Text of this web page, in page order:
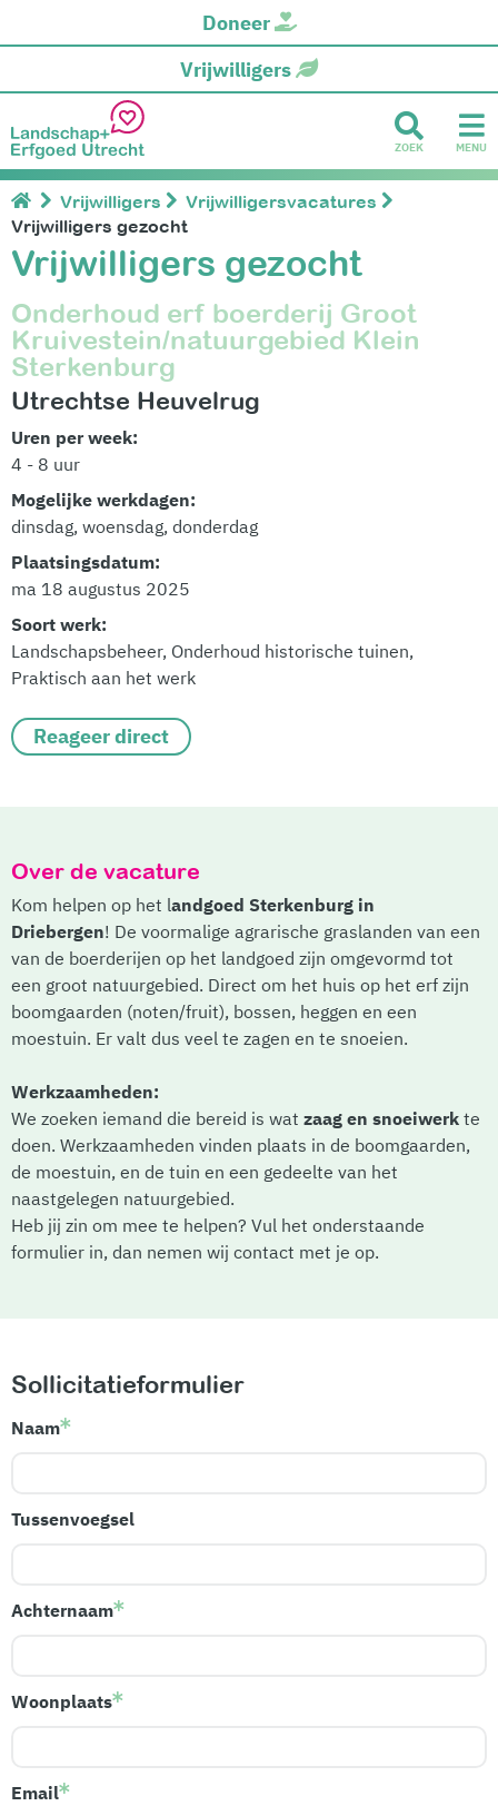
Doneer
Vrijwilligers
ZOEK MENU
Vrijwilligers
Vrijwilligersvacatures
Vrijwilligers gezocht
Vrijwilligers gezocht
Onderhoud erf boerderij Groot
Kruivestein/natuurgebied Klein
Sterkenburg
Utrechtse Heuvelrug
Uren per week:
4 - 8 uur
Mogelijke werkdagen:
dinsdag, woensdag, donderdag
Plaatsingsdatum:
ma 18 augustus 2025
Soort werk:
Landschapsbeheer, Onderhoud historische tuinen,
Praktisch aan het werk
Reageer direct
Over de vacature
Kom helpen op het landgoed Sterkenburg in
Driebergen! De voormalige agrarische graslanden van een
van de boerderijen op het landgoed zijn omgevormd tot
een groot natuurgebied. Direct om het huis op het erf zijn
boomgaarden (noten/fruit), bossen, heggen en een
moestuin. Er valt dus veel te zagen en te snoeien.
Werkzaamheden:
We zoeken iemand die bereid is wat zaag en snoeiwerk te
doen. Werkzaamheden vinden plaats in de boomgaarden,
de moestuin, en de tuin en een gedeelte van het
naastgelegen natuurgebied.
Heb jij zin om mee te helpen? Vul het onderstaande
formulier in, dan nemen wij contact met je op.
Sollicitatieformulier
Naam
Tussenvoegsel
Achternaam
Woonplaats
Email